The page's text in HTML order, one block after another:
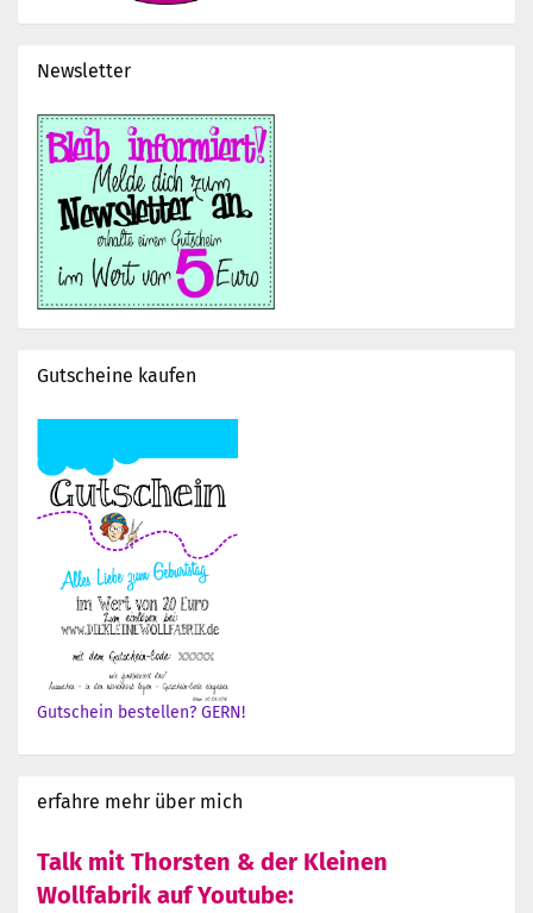
Newsletter
Gutscheine kaufen
Gutschein bestellen? GERN!
erfahre mehr über mich
Talk mit Thorsten & der Kleinen
Wollfabrik auf Youtube: